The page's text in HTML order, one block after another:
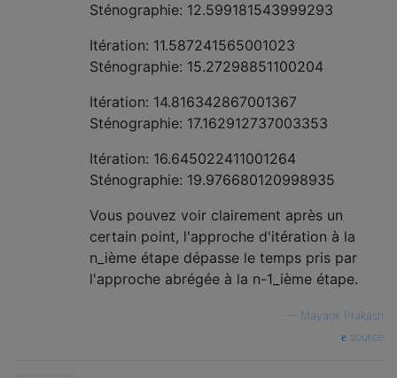
Sténographie: 12.599181543999293
Itération: 11.587241565001023
Sténographie: 15.27298851100204
Itération: 14.816342867001367
Sténographie: 17.162912737003353
Itération: 16.645022411001264
Sténographie: 19.976680120998935
Vous pouvez voir clairement après un
certain point, l'approche d'itération à la
n_ième étape dépasse le temps pris par
l'approche abrégée à la n-1_ième étape.
Mayank Prakash
source